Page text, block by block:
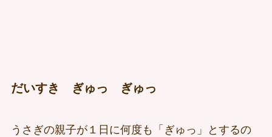
だいすき ぎゅっ ぎゅっ
うさぎの親子が１日に何度も「ぎゅっ」とするの